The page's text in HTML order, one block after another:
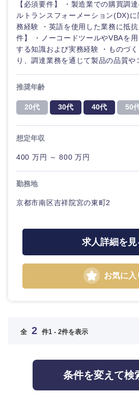
奈良県
鳥取県
岡山県
大分県
【必須要件】 ・製造業での購買調
ルトランスフォーメーション(DX)
務経験 ・英語を使用した業務に抵
件】 ・ノーコードツールやVBAを
する知識および実務経験 ・ものづ
り、調達業務を通じて製品の品質や
推奨年齢
20代 30代 40代 50
想定年収
400 万円 ～ 800 万円
勤務地
京都市南区吉祥院宮の東町2
求人詳細を見
お気に入
全 2 件1 - 2件を表示
条件を変えて検